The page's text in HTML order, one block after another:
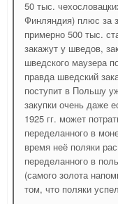
50 тыс.
Финляндия) плюс за
примерно 500 тыс.
закажут у шведов,
шведского маузера
правда шведский
поступит в Польшу
закупки очень даже
1925 гг. может
переделанного в
время неё поляки
переделанного в
(самого золота
том, что поляки